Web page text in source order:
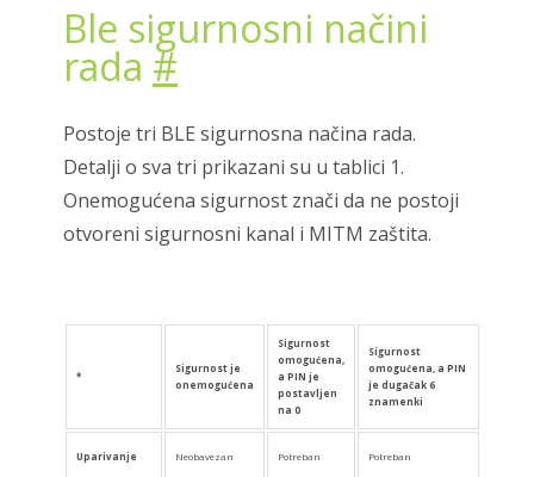
Ble sigurnosni načini
rada #
Postoje tri BLE sigurnosna načina rada.
Detalji o sva tri prikazani su u tablici 1.
Onemogućena sigurnost znači da ne postoji
otvoreni sigurnosni kanal i MITM zaštita.
*
Sigurnost je
onemogućena
Sigurnost
omogućena,
a PIN je
postavljen
na 0
Sigurnost
omogućena, a PIN
je dugačak 6
znamenki
Uparivanje Neobavezan Potreban Potreban